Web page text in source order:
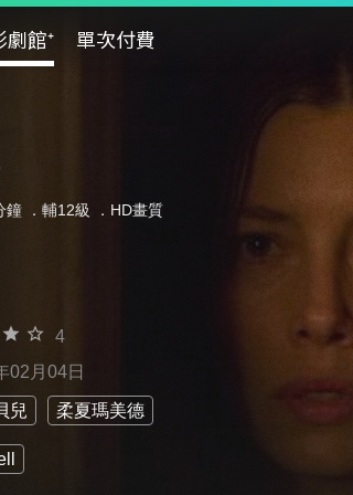
劇館⁺ 單次付費
． 輔12級 ．HD畫質
4
02月04日
兒 柔夏瑪美德